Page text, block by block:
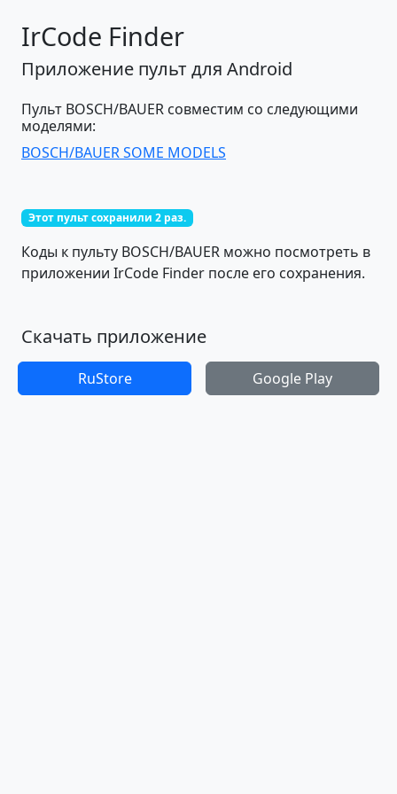
IrCode Finder
Приложение пульт для Android
Пульт BOSCH/BAUER совместим со следующими
моделями:
BOSCH/BAUER SOME MODELS
Этот пульт сохранили 2 раз.
Коды к пульту BOSCH/BAUER можно посмотреть в
приложении IrCode Finder после его сохранения.
Скачать приложение
RuStore Google Play